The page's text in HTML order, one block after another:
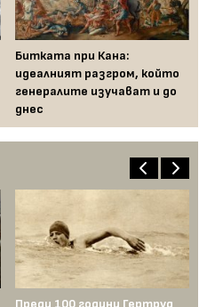
Битката при Кана:
идеалният разгром, който
генералите изучават и до
днес
Преди 100 години Гертруд